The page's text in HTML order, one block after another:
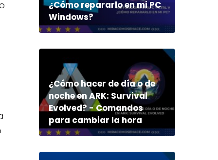
¿Cómo repararlo en mi PC
Windows?
¿Cómo hacer de día o de
noche en ARK: Survival
Evolved? - Comandos
para cambiar la hora